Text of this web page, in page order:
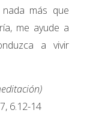
más que
me ayude a
a vivir
6.12-14